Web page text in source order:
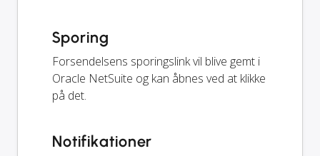
Sporing
Forsendelsens sporingslink vil blive gemt i
Oracle NetSuite og kan åbnes ved at klikke
på det.
Notifikationer